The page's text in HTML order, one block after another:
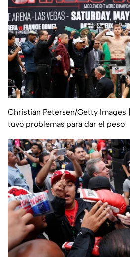
Christian Petersen/Getty Images
tuvo problemas para dar el peso